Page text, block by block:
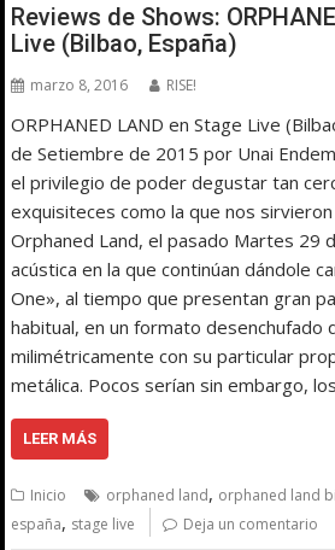
Reviews de Shows:
Live (Bilbao, España)
marzo 8, 2016 RISE!
ORPHANED LAND en Stage Live
de Setiembre de 2015 por Unai
el privilegio de poder degustar tan
exquisiteces como la que nos
Orphaned Land, el pasado Martes 29
acústica en la que continúan dándole
One», al tiempo que presentan gran
habitual, en un formato desenchufado
milimétricamente con su particular
metálica. Pocos serían sin embargo,
LEER MÁS
Inicio orphaned land, orphaned land
españa, stage live Deja un comentario